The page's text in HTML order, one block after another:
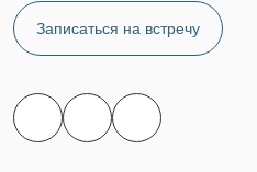
Записаться на встречу